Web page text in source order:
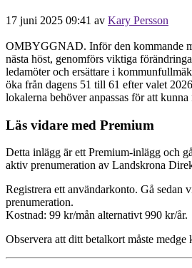
17 juni 2025 09:41 av Kary Persson
OMBYGGNAD. Inför den kommande
nästa höst, genomförs viktiga
ledamöter och ersättare i
öka från dagens 51 till 61 efter valet
lokalerna behöver anpassas för att
Läs vidare med Premium
Detta inlägg är ett Premium-inlägg och
aktiv prenumeration av Landskrona
Registrera ett användarkonto. Gå sedan
prenumeration.
Kostnad: 99 kr/mån alternativt 990 kr/år.
Observera att ditt betalkort måste medge